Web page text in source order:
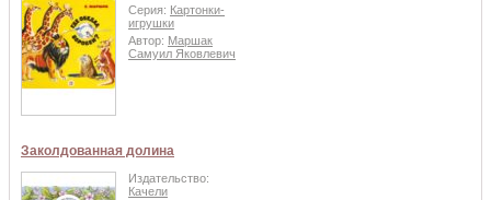
Серия: Картонки-
игрушки
Автор: Маршак
Самуил Яковлевич
Заколдованная долина
Издательство:
Качели